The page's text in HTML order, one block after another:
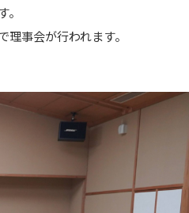
事会が行われます。